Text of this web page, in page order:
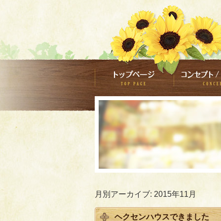
月別アーカイブ: 2015年11月
ヘクセンハウスできました